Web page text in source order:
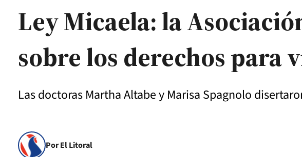
Ley Micaela: la
sobre los derechos para
Las doctoras Martha Altabe y Marisa Spagnolo
Por El Litoral